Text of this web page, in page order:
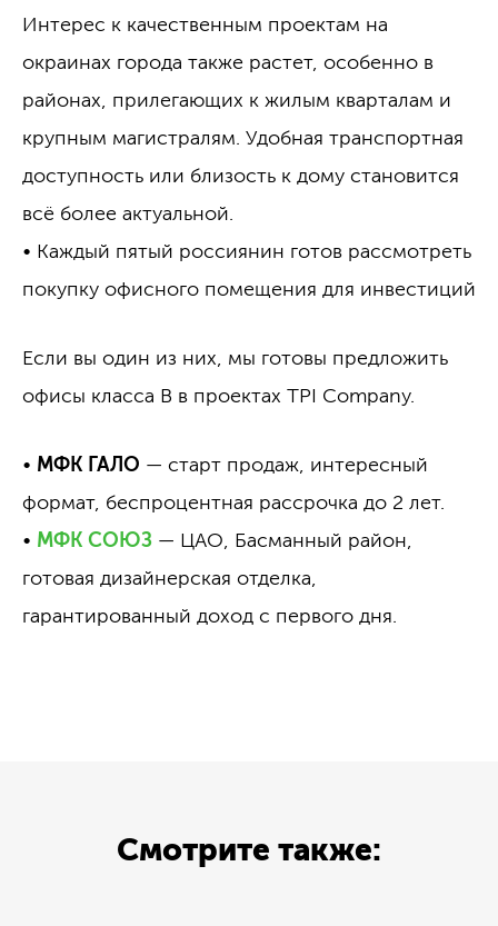
Интерес к качественным проектам на
окраинах города также растет, особенно в
районах, прилегающих к жилым кварталам и
крупным магистралям. Удобная транспортная
доступность или близость к дому становится
всё более актуальной.
• Каждый пятый россиянин готов рассмотреть
покупку офисного помещения для инвестиций
Если вы один из них, мы готовы предложить
офисы класса B в проектах TPI Company.
• МФК ГАЛО — старт продаж, интересный
формат, беспроцентная рассрочка до 2 лет.
• МФК СОЮЗ — ЦАО, Басманный район,
готовая дизайнерская отделка,
гарантированный доход с первого дня.
Смотрите также: